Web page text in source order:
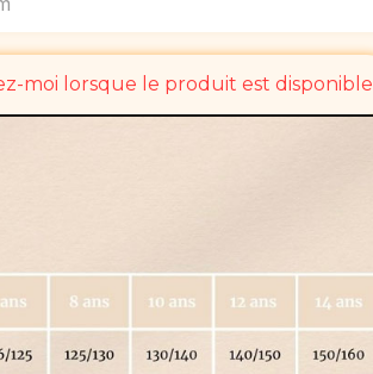
moi lorsque le produit est disponible